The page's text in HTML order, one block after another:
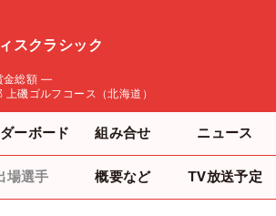
スクラシック
金総額 ―
磯ゴルフコース（北海道）
ーボード 組み合せ ニュース
場選手 概要など TV放送予定